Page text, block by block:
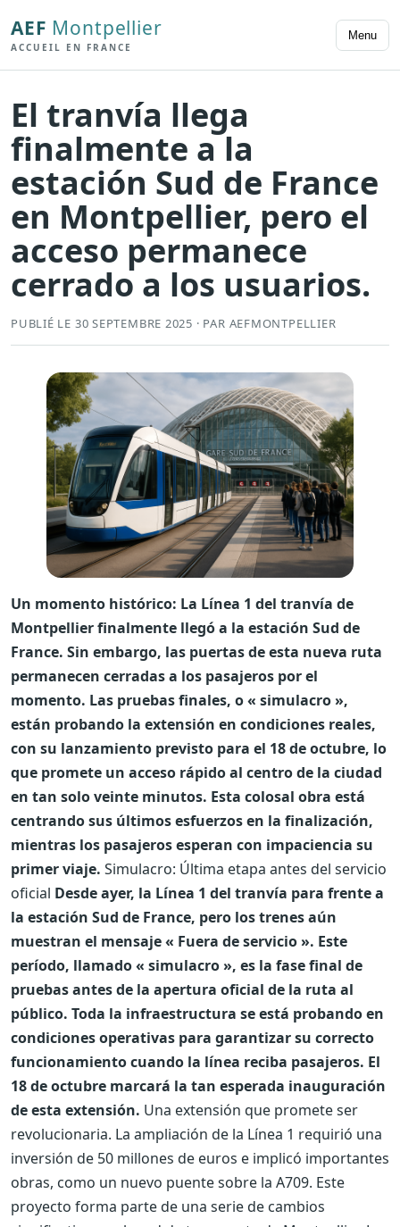
AEF Montpellier
ACCUEIL EN FRANCE
Menu
El tranvía llega
finalmente a la
estación Sud de France
en Montpellier, pero el
acceso permanece
cerrado a los usuarios.
PUBLIÉ LE 30 SEPTEMBRE 2025 · PAR AEFMONTPELLIER
Un momento histórico: La Línea 1 del tranvía de
Montpellier finalmente llegó a la estación Sud de
France. Sin embargo, las puertas de esta nueva ruta
permanecen cerradas a los pasajeros por el
momento. Las pruebas finales, o « simulacro »,
están probando la extensión en condiciones reales,
con su lanzamiento previsto para el 18 de octubre, lo
que promete un acceso rápido al centro de la ciudad
en tan solo veinte minutos. Esta colosal obra está
centrando sus últimos esfuerzos en la finalización,
mientras los pasajeros esperan con impaciencia su
primer viaje. Simulacro: Última etapa antes del servicio
oficial Desde ayer, la Línea 1 del tranvía para frente a
la estación Sud de France, pero los trenes aún
muestran el mensaje « Fuera de servicio ». Este
período, llamado « simulacro », es la fase final de
pruebas antes de la apertura oficial de la ruta al
público. Toda la infraestructura se está probando en
condiciones operativas para garantizar su correcto
funcionamiento cuando la línea reciba pasajeros. El
18 de octubre marcará la tan esperada inauguración
de esta extensión. Una extensión que promete ser
revolucionaria. La ampliación de la Línea 1 requirió una
inversión de 50 millones de euros e implicó importantes
obras, como un nuevo puente sobre la A709. Este
proyecto forma parte de una serie de cambios